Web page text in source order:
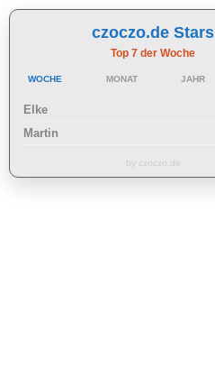
czoczo.de Stars
Top 7 der Woche
WOCHE MONAT JAHR
Elke
Martin
by czoczo.de